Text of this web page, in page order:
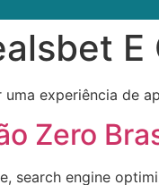
experiência de
Zero
search engine